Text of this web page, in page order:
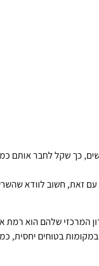
כך שקל לחבר אותם
עם זאת, חשוב לוודא
המרכזי שלהם הוא רמת
בטוחים יחסית,